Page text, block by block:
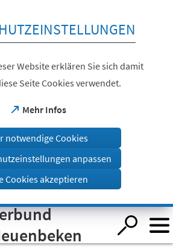
Website erklären Sie sich damit
Seite Cookies verwendet.
Mehr Infos
(Öffnet
einem
Tab)
notwendige Cookies
anpassen
Cookies akzeptieren